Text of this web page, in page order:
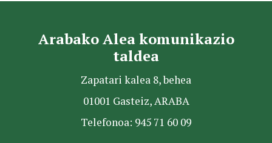
Arabako Alea komunikazio
taldea
Zapatari kalea 8, behea
01001 Gasteiz, ARABA
Telefonoa: 945 71 60 09